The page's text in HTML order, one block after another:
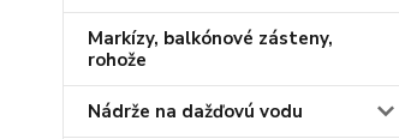
Markízy, balkónové zásteny,
rohože
Nádrže na dažďovú vodu